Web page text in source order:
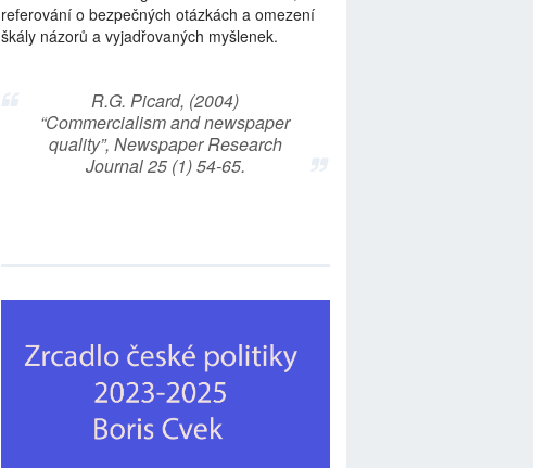
referování o bezpečných otázkách a omezení
škály názorů a vyjadřovaných myšlenek.
R.G. Picard, (2004)
“Commercialism and newspaper
quality”, Newspaper Research
Journal 25 (1) 54-65.